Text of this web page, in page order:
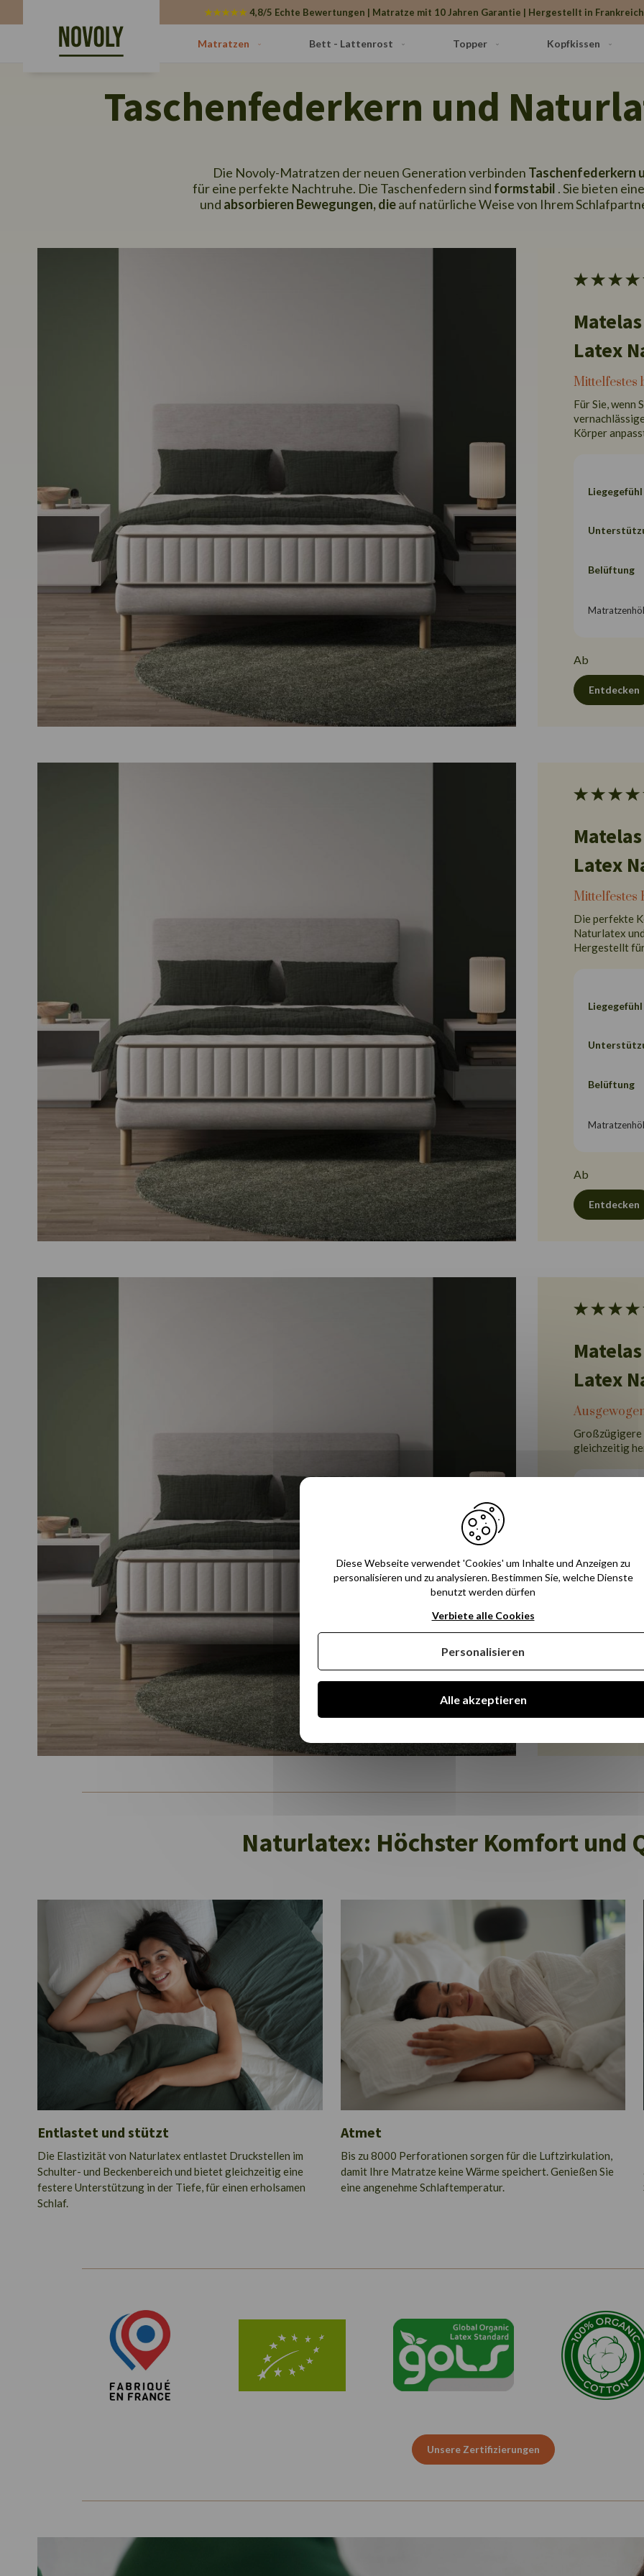
★★★★★ 4,8/5 Echte Bewertungen | Matratze mit 10 Jahren Garantie | Hergestellt in
Matratzen Bett - Lattenrost Topper Kopfkissen
Taschenfederkern und
Die Novoly-Matratzen der neuen Generation verbinden Taschenfederkern
für eine perfekte Nachtruhe. Die Taschenfedern sind formstabil . Sie bieten
und absorbieren Bewegungen, dieauf natürliche Weise von Ihrem
Latex
Mittelfestes
Für Sie, wenn
Körper
Liegegefühl
Belüftung
Ab
Entdecken
Latex
Mittelfestes
Die perfekte
Naturlatex
Hergestellt
Liegegefühl
Belüftung
Ab
Entdecken
Latex
Großzügigere
gleichzeitig
Entdecken
Naturlatex: Höchster Komfort und
Entlastet und stützt
Die Elastizität von Naturlatex entlastet Druckstellen im
Schulter- und Beckenbereich und bietet gleichzeitig eine
festere Unterstützung in der Tiefe, für einen erholsamen
Schlaf.
Atmet
Bis zu 8000 Perforationen sorgen für die Luftzirkulation,
damit Ihre Matratze keine Wärme speichert. Genießen Sie
eine angenehme Schlaftemperatur.
Unsere Zertifizierungen
Diese Webseite verwendet 'Cookies' um Inhalte und Anzeigen zu
personalisieren und zu analysieren. Bestimmen Sie, welche Dienste
benutzt werden dürfen
Alle akzeptieren
Verbiete alle Cookies
Personalisieren